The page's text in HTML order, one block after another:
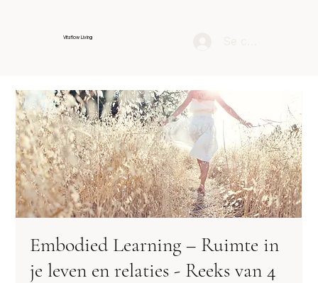
Vitaflow Living
Embodied Learning – Ruimte in
je leven en relaties - Reeks van 4